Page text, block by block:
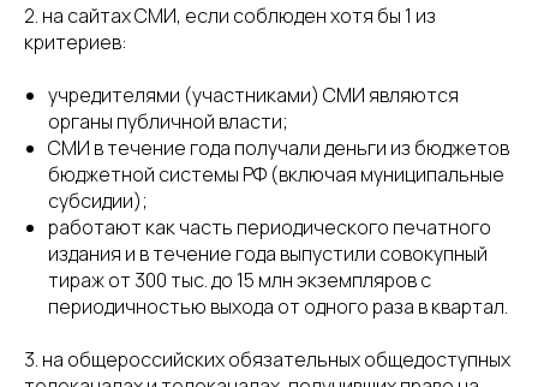
2. на сайтах СМИ, если соблюден хотя бы 1 из
критериев:
учредителями (участниками) СМИ являются
органы публичной власти;
СМИ в течение года получали деньги из бюджетов
бюджетной системы РФ (включая муниципальные
субсидии);
работают как часть периодического печатного
издания и в течение года выпустили совокупный
тираж от 300 тыс. до 15 млн экземпляров с
периодичностью выхода от одного раза в квартал.
3. на общероссийских обязательных общедоступных